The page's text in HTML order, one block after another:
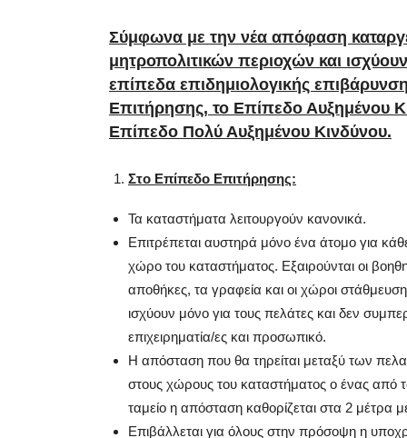
Σύμφωνα με την νέα απόφαση
μητροπολιτικών περιοχών και
επίπεδα επιδημιολογικής
Επιτήρησης, το Επίπεδο Αυξημένου
Επίπεδο Πολύ Αυξημένου Κινδύνου.
Στο Επίπεδο Επιτήρησης:
Τα καταστήματα λειτουργούν κανονικά.
Επιτρέπεται αυστηρά μόνο ένα άτομο για
χώρο του καταστήματος. Εξαιρούνται οι
αποθήκες, τα γραφεία και οι χώροι
ισχύουν μόνο για τους πελάτες και δεν
επιχειρηματία/ες και προσωπικό.
Η απόσταση που θα τηρείται μεταξύ των
στους χώρους του καταστήματος ο ένας από
ταμείο η απόσταση καθορίζεται στα 2 μέτρα
Επιβάλλεται για όλους στην πρόσοψη η